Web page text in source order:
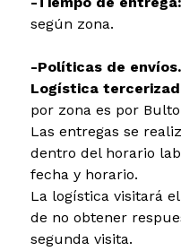
según zona.
-Políticas de envíos.
Logística
por zona es por
Las entregas se
dentro del horario
fecha y horario.
La logística visitará
de no obtener
segunda visita.